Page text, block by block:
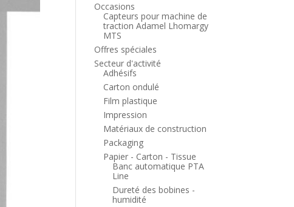
Occasions
Capteurs pour machine de
traction Adamel Lhomargy
MTS
Offres spéciales
Secteur d'activité
Adhésifs
Carton ondulé
Film plastique
Impression
Matériaux de construction
Packaging
Papier - Carton - Tissue
Banc automatique PTA
Line
Dureté des bobines -
humidité